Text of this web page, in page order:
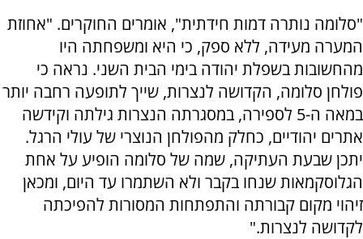
"סלומה נותרה דמות חידתית", אומרים החוקרים. "אחוזת
המערה מעידה, ללא ספק, כי היא ומשפחתה היו
מהחשובות בשפלת יהודה בימי הבית השני. נראה כי
פולחן סלומה, הקדושה לנצרות, שייך לתופעה רחבה יותר
במאה ה-5 לספירה, במסגרתה הנצרות גילתה וקידשה
אתרים יהודיים, כחלק מהפולחן הנוצרי של עולי הרגל.
יתכן שבעת העתיקה, שמה של סלומה הופיע על אחת
הגלוסקמאות שנחו בקבר ולא השתמרו עד היום, ומכאן
זיהוי מקום קבורתה והתפתחות המסורות להפיכתה
לקדושה לנצרות."